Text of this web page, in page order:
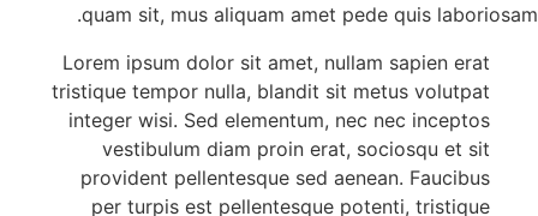
quam sit, mus aliquam amet
Lorem ipsum dolor sit amet, nullam
tristique tempor nulla, blandit sit
integer wisi. Sed elementum, nec
vestibulum diam proin erat,
provident pellentesque sed
per turpis est pellentesque